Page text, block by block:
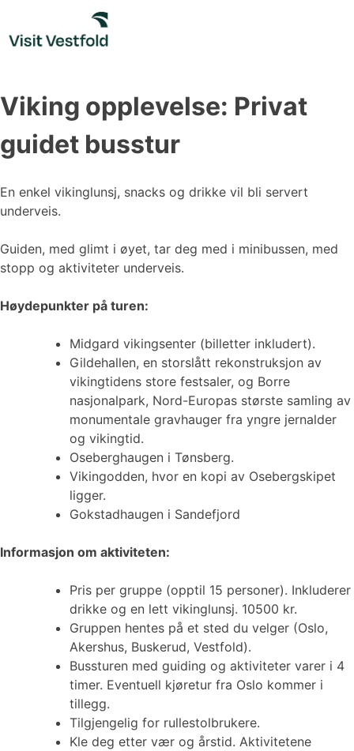
content
Viking opplevelse: Privat
guidet busstur
En enkel vikinglunsj, snacks og drikke vil bli servert
underveis.
Guiden, med glimt i øyet, tar deg med i minibussen, med
stopp og aktiviteter underveis.
Høydepunkter på turen:
Midgard vikingsenter (billetter inkludert).
Gildehallen, en storslått rekonstruksjon av
vikingtidens store festsaler, og Borre
nasjonalpark, Nord-Europas største samling av
monumentale gravhauger fra yngre jernalder
og vikingtid.
Oseberghaugen i Tønsberg.
Vikingodden, hvor en kopi av Osebergskipet
ligger.
Gokstadhaugen i Sandefjord
Informasjon om aktiviteten:
Pris per gruppe (opptil 15 personer). Inkluderer
drikke og en lett vikinglunsj. 10500 kr.
Gruppen hentes på et sted du velger (Oslo,
Akershus, Buskerud, Vestfold).
Bussturen med guiding og aktiviteter varer i 4
timer. Eventuell kjøretur fra Oslo kommer i
tillegg.
Tilgjengelig for rullestolbrukere.
Kle deg etter vær og årstid. Aktivitetene